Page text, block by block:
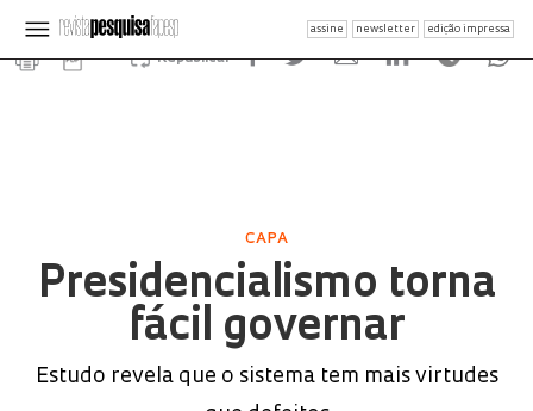
assine newsletter edição impressa
Republicar
CAPA
Presidencialismo torna
fácil governar
Estudo revela que o sistema tem mais virtudes